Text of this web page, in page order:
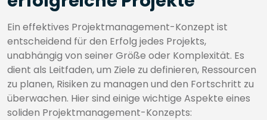
Ein effektives Projektmanagement-Konzept ist
entscheidend für den Erfolg jedes Projekts,
unabhängig von seiner Größe oder Komplexität. Es
dient als Leitfaden, um Ziele zu definieren, Ressourcen
zu planen, Risiken zu managen und den Fortschritt zu
überwachen. Hier sind einige wichtige Aspekte eines
soliden Projektmanagement-Konzepts: